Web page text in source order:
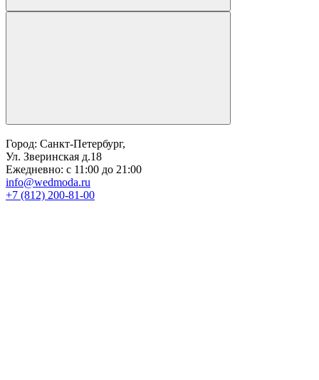
Город: Санкт-Петербург,
Ул. Зверинская д.18
Ежедневно: с 11:00 до 21:00
info@wedmoda.ru
+7 (812) 200-81-00